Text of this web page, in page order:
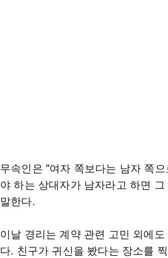
무속인은 "여자 쪽보다는 남자 쪽
야 하는 상대자가 남자라고 하면
말한다.
이날 경리는 계약 관련 고민 외에
다. 친구가 귀신을 봤다는 장소를